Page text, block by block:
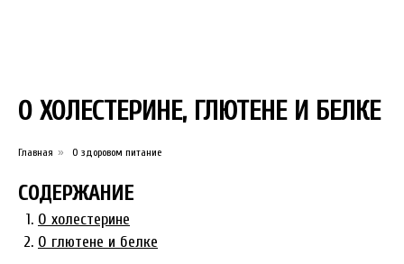
О ХОЛЕСТЕРИНЕ, ГЛЮТЕНЕ И БЕЛКЕ
Главная » О здоровом питание
СОДЕРЖАНИЕ
О холестерине
О глютене и белке